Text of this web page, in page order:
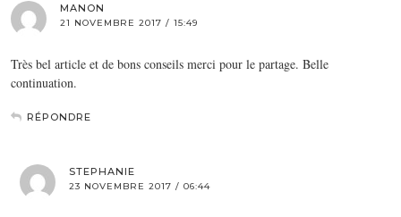
MANON
21 NOVEMBRE 2017 / 15:49
Très bel article et de bons conseils merci pour le partage. Belle
continuation.
RÉPONDRE
STEPHANIE
23 NOVEMBRE 2017 / 06:44